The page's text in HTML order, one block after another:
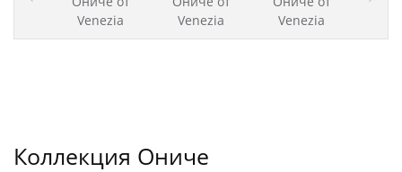
Коллекция Ониче